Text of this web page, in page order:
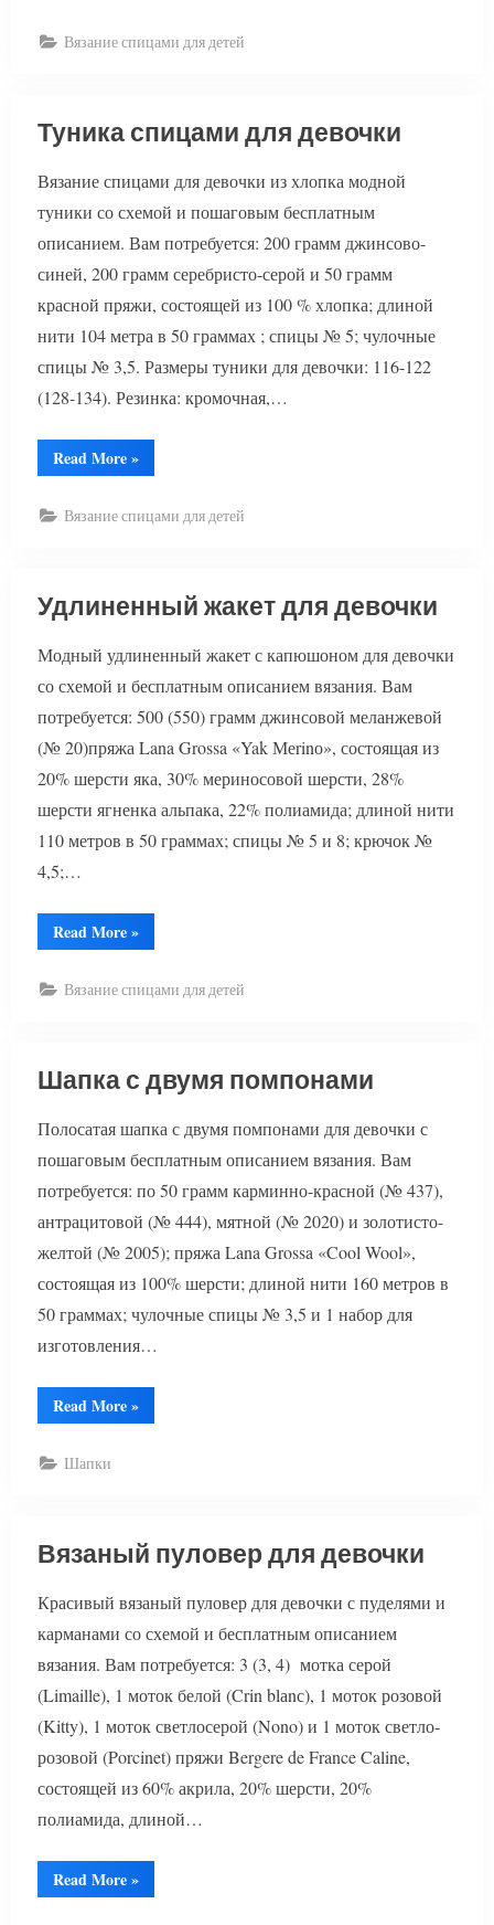
Вязание спицами для детей
Туника спицами для девочки
Вязание спицами для девочки из хлопка модной
туники со схемой и пошаговым бесплатным
описанием. Вам потребуется: 200 грамм джинсово-
синей, 200 грамм серебристо-серой и 50 грамм
красной пряжи, состоящей из 100 % хлопка; длиной
нити 104 метра в 50 граммах ; спицы № 5; чулочные
спицы № 3,5. Размеры туники для девочки: 116-122
(128-134). Резинка: кромочная,…
Read More“Туника
спицами
»
Вязание спицами для детей
Удлиненный жакет для девочки
Модный удлиненный жакет с капюшоном для девочки
со схемой и бесплатным описанием вязания. Вам
потребуется: 500 (550) грамм джинсовой меланжевой
(№ 20)пряжа Lana Grossa «Yak Меrinо», состоящая из
20% шерсти яка, 30% мериносовой шерсти, 28%
шерсти ягненка альпака, 22% полиамида; длиной нити
110 метров в 50 граммах; спицы № 5 и 8; крючок №
4,5;…
Read More“Удлиненный
жакет
»
Вязание спицами для детей
Шапка с двумя помпонами
Полосатая шапка с двумя помпонами для девочки с
пошаговым бесплатным описанием вязания. Вам
потребуется: по 50 грамм карминно-красной (№ 437),
антрацитовой (№ 444), мятной (№ 2020) и золотисто-
желтой (№ 2005); пряжа Lana Grossa «Cool Wool»,
состоящая из 100% шерсти; длиной нити 160 метров в
50 граммах; чулочные спицы № 3,5 и 1 набор для
изготовления…
Read More“Шапка
с
»
Шапки
Вязаный пуловер для девочки
Красивый вязаный пуловер для девочки с пуделями и
карманами со схемой и бесплатным описанием
вязания. Вам потребуется: 3 (3, 4) мотка серой
(Limaille), 1 моток белой (Crin blаnс), 1 моток розовой
(Kitty), 1 моток светлосерой (Nono) и 1 моток светло-
розовой (Porcinet) пряжи Bergere de France Caline,
состоящей из 60% акрила, 20% шерсти, 20%
полиамида, длиной…
Read More“Вязаный
пуловер
»